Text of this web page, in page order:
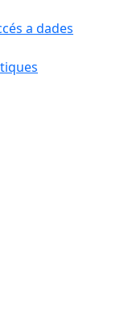
a dades